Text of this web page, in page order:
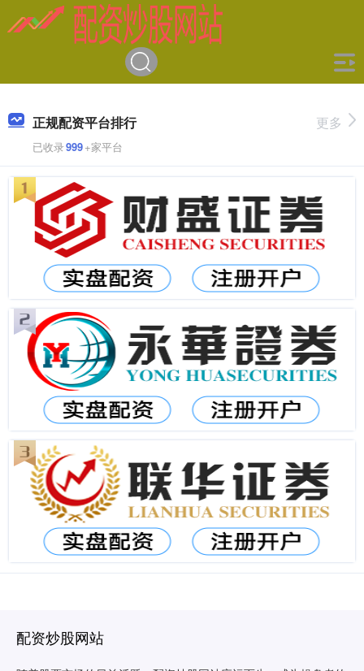
正规配资平台排行
已收录999+家平台
更多
配资炒股网站